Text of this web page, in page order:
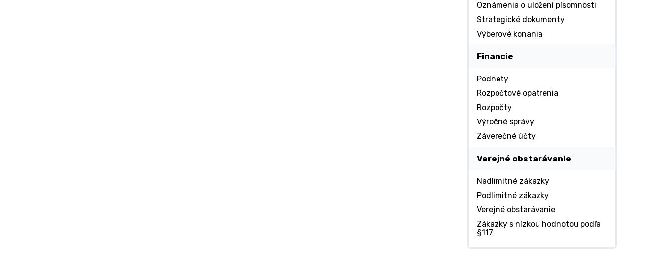
Oznámenia o uložení písomnosti
Strategické dokumenty
Výberové konania
Financie
Podnety
Rozpočtové opatrenia
Rozpočty
Výročné správy
Záverečné účty
Verejné obstarávanie
Nadlimitné zákazky
Podlimitné zákazky
Verejné obstarávanie
Zákazky s nízkou hodnotou podľa
§117